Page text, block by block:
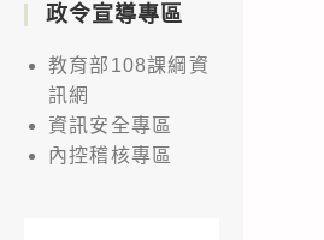
政令宣導專區
教育部108課綱資
訊網
資訊安全專區
內控稽核專區